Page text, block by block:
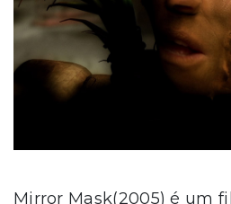
Mirror Mask(2005) é um